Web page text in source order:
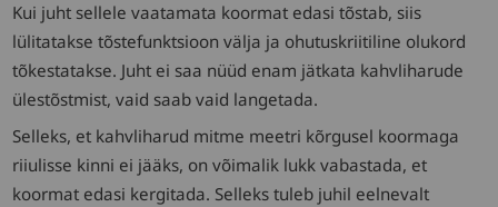
Kui juht sellele vaatamata koormat edasi tõstab, siis
lülitatakse tõstefunktsioon välja ja ohutuskriitiline olukord
tõkestatakse. Juht ei saa nüüd enam jätkata kahvliharude
ülestõstmist, vaid saab vaid langetada.
Selleks, et kahvliharud mitme meetri kõrgusel koormaga
riiulisse kinni ei jääks, on võimalik lukk vabastada, et
koormat edasi kergitada. Selleks tuleb juhil eelnevalt